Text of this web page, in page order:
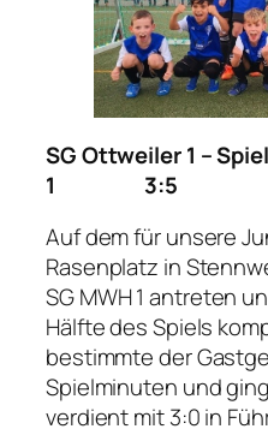
SG Ottweiler 1 –
1 3:5
Auf dem für unsere
Rasenplatz in
SG MWH 1 antreten
Hälfte des Spiels
bestimmte der
Spielminuten und
verdient mit 3:0 in